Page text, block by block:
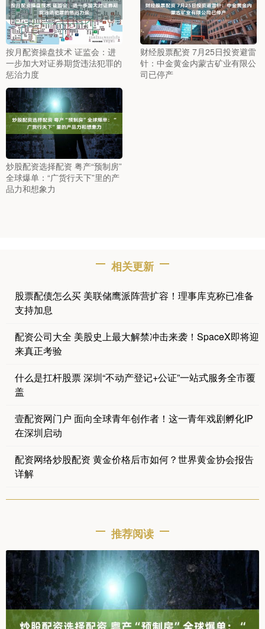
按月配资操盘技术 证监会：进
一步加大对证券期货违法犯罪的
惩治力度
财经股票配资 7月25日投资避雷
针：中金黄金内蒙古矿业有限公
司已停产
炒股配资选择配资 粤产“预制房”
全球爆单：“广货行天下”里的产
品力和想象力
相关更新
股票配债怎么买 美联储鹰派阵营扩容！理事库克称已准备
支持加息
配资公司大全 美股史上最大解禁冲击来袭！SpaceX即将迎
来真正考验
什么是扛杆股票 深圳“不动产登记+公证”一站式服务全市覆
盖
壹配资网门户 面向全球青年创作者！这一青年戏剧孵化IP
在深圳启动
配资网络炒股配资 黄金价格后市如何？世界黄金协会报告
详解
推荐阅读